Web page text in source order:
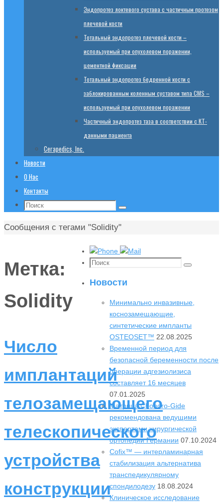
Эндопротез локтевого сустава с частичным протезом
плечевой кости
Тотальный эндопротез плечевой кости –
используемый при опухолевом поражении,
цементной фиксации
Тотальный эндопротез бедренной кости с
заблокированным коленным суставом типа CMS –
используемый при опухолевом поражении
Частичный эндопротез таза в соответствии с КТ-
данными пациента
Cerapedics, Inc.
Новости
О Нас
Контакты
Поиск:
Поиск
Главная
Сообщения с тегами "Solidity"
Метка:
Solidity
Число
имплантаций
телозамещающего
телескопического
устройства
конструкции
Поиск:
Поиск
Новости
Минимально инвазивные,
коснозамещающие,
синтетические импланты
OSTEOSET™ 22.08.2025
Временной период для
безопасной беременности после
операции адгезиолизиса
составляет 16 месяцев
07.01.2025
Матрица Chondro-Gide
рекомендована ведущими
экспертами хирургической
ортопедии Германии 07.10.2024
Cofix™ — интерламинарная
стабилизация альтернатива
транспедикулярному
спондилодезу 18.08.2024
Клиническое исследование